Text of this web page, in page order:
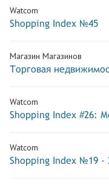
Watcom
Shopping Index №45
Магазин Магазинов
Торговая
Watcom
Shopping Index #26:
Watcom
Shopping Index №19 -